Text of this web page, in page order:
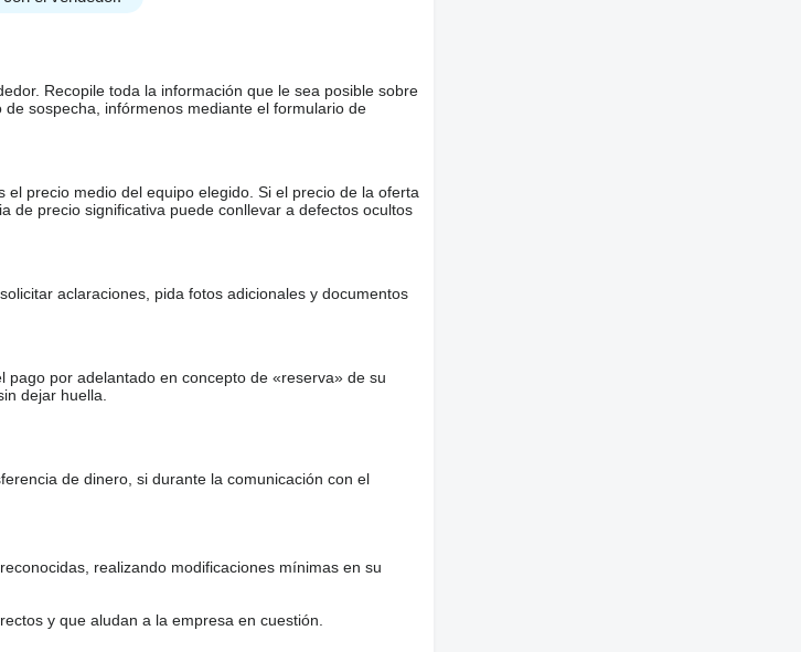
Recopile toda la información que le sea posible sobre
sospecha, infórmenos mediante el formulario de
precio medio del equipo elegido. Si el precio de la oferta
de precio significativa puede conllevar a defectos ocultos
aclaraciones, pida fotos adicionales y documentos
por adelantado en concepto de «reserva» de su
dejar huella.
de dinero, si durante la comunicación con el
realizando modificaciones mínimas en su
y que aludan a la empresa en cuestión.